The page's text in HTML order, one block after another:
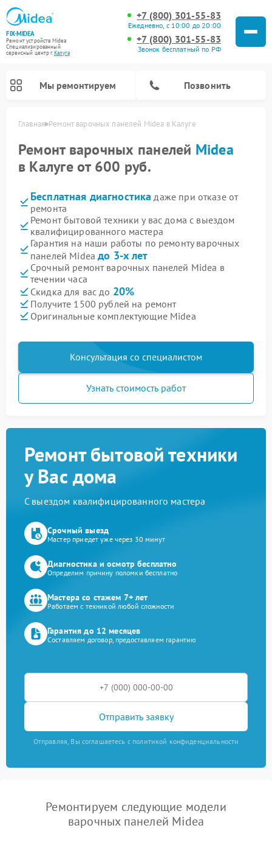
FIX-MIDEA
Ремонт устройств Midea
Специализированный
cервисный центр г.Калуга
+7 (800) 301-55-83
Ежедневно, с 10:00 до 20:00
+7 (800) 301-55-83
Звонок бесплатный по РФ
Мы ремонтируем Позвонить
Главная Ремонт варочных панелей Midea в Калуге
Ремонт варочных панелей Midea
в Калуге от 600 руб.
Бесплатная диагностика даже при отказе от
ремонта
Ремонт бытовой техники у вас дома с выездом
квалифицированного мастера
Гарантия на наши работы по ремонту варочных
панелей Mideaдо 3-х лет
Срочный ремонт варочных панелей Midea в
течении часа
Скидка для вас до 20%
Получите 1500 рублей на ремонт
Оригинальные комплектующие Midea
Консультация со специалистом
Узнать стоимость работ
Ремонт бытовой техники
у Вас дома
С выездом квалифицированного мастера
Срочный выезд
Мастер приедет уже через 30 минут
Диагностика и осмотр бесплатно
Определим причину поломки бесплатно
Мастера со стажем 7+ лет
Работаем с техникой любой сложности
Гарантия до 12 месяцев
Составляем договор, предоставляем гарантию
Отправить заявку
Отправляя, Вы соглашаетесь с политикой конфиденциальности
Ремонтируем следующие модели
варочных панелей Midea